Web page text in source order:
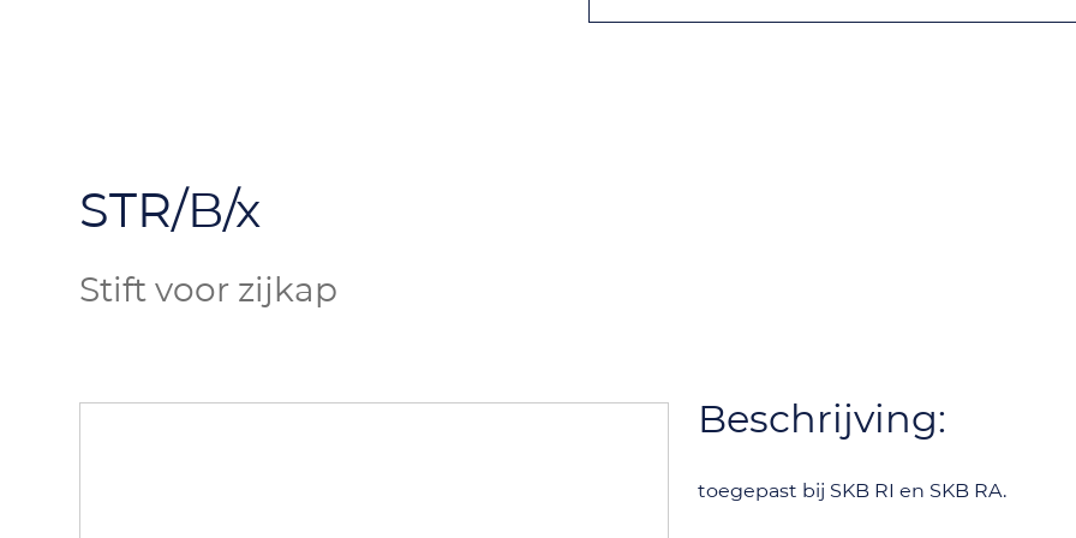
STR/B/x
Stift voor zijkap
Beschrijving:
toegepast bij SKB RI en SKB RA.